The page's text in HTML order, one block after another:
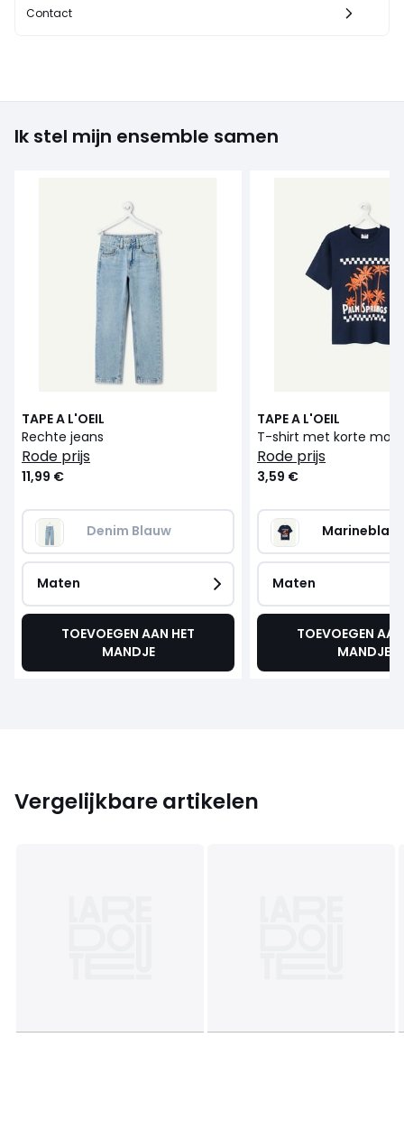
Contact
Ik stel mijn ensemble samen
TAPE A L'OEIL
Rechte jeans
rode prijs
11,99 €
Denim Blauw
Maten
TOEVOEGEN AAN HET
MANDJE
TAPE A L'OEIL
T-shirt met korte
rode prijs
3,59 €
Maten
TOEVOEGEN
MANDJE
Vergelijkbare artikelen